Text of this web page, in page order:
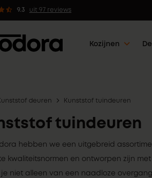
9.3 uit 97 reviews
Kozijnen
deuren Kunststof tuindeuren
tuindeuren
hebben we een uitgebreid
kwaliteitsnormen en ontworpen zijn
je niet alleen van een naadloze